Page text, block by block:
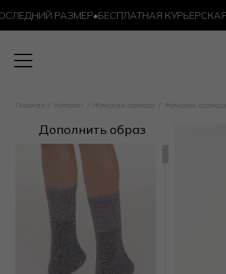
РАЗМЕР•БЕСПЛАТНАЯ КУРЬЕРСКАЯ
Главная Каталог Женская одежда Женская
Дополнить образ